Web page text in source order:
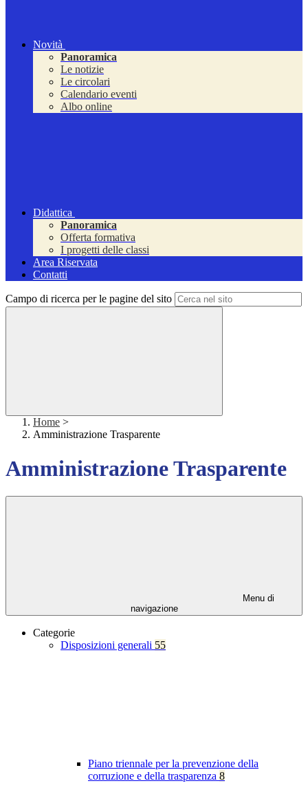
Novità
Panoramica
Le notizie
Le circolari
Calendario eventi
Albo online
Didattica
Panoramica
Offerta formativa
I progetti delle classi
Area Riservata
Contatti
Campo di ricerca per le pagine del sito
Home >
Amministrazione Trasparente
Amministrazione Trasparente
Menu di
navigazione
Categorie
Disposizioni generali 55
Piano triennale per la prevenzione della
corruzione e della trasparenza 8